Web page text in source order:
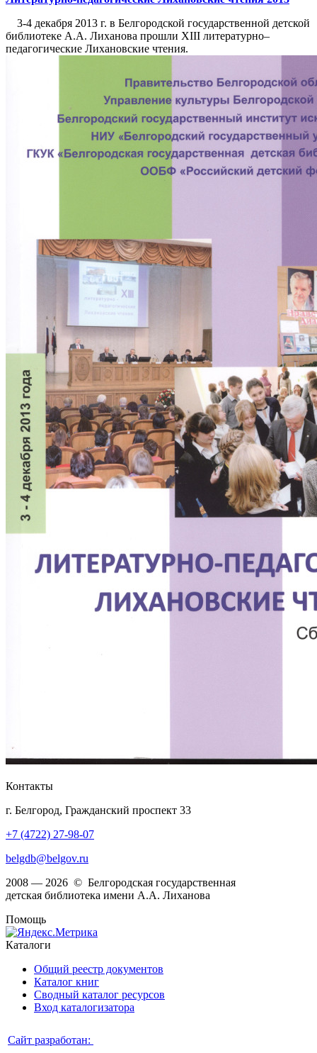
3-4 декабря 2013 г. в Белгородской государственной детской
библиотеке А.А. Лиханова прошли XIII литературно–
педагогические Лихановские чтения.
Контакты
г. Белгород, Гражданский проспект 33
+7 (4722) 27-98-07
belgdb@belgov.ru
2008 — 2026 © Белгородская государственная
детская библиотека имени А.А. Лиханова
Помощь
Каталоги
Общий реестр документов
Каталог книг
Сводный каталог ресурсов
Вход каталогизатора
Сайт разработан: